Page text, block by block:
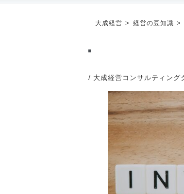
大成経営 経営の豆知識
/ 大成経営コンサルティング